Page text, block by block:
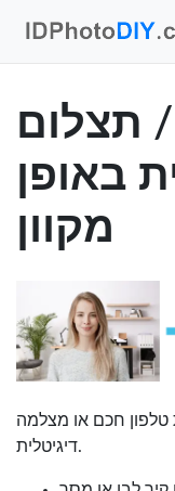
/ תצלום
באופן
מקוון
חכם או מצלמה
דיגיטלית.